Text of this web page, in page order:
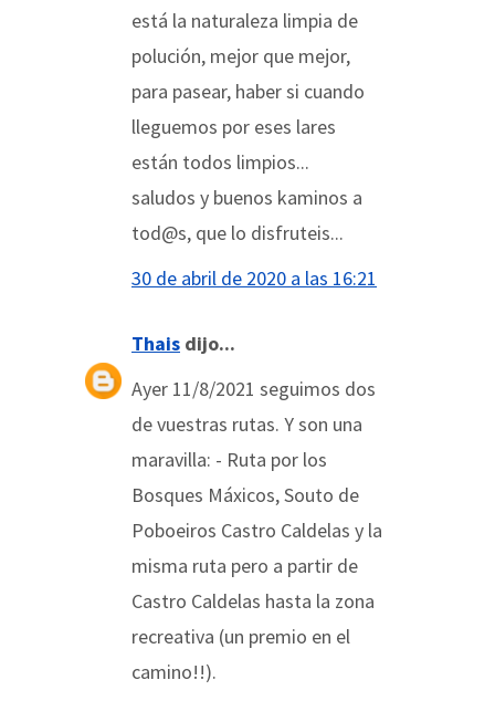
está la naturaleza limpia de
polución, mejor que mejor,
para pasear, haber si cuando
lleguemos por eses lares
están todos limpios...
saludos y buenos kaminos a
tod@s, que lo disfruteis...
30 de abril de 2020 a las 16:21
Thais dijo...
Ayer 11/8/2021 seguimos dos
de vuestras rutas. Y son una
maravilla: - Ruta por los
Bosques Máxicos, Souto de
Poboeiros Castro Caldelas y la
misma ruta pero a partir de
Castro Caldelas hasta la zona
recreativa (un premio en el
camino!!).